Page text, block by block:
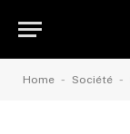
Home - Société -